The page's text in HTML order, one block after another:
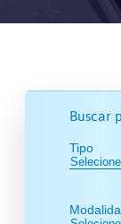
Buscar
Tipo